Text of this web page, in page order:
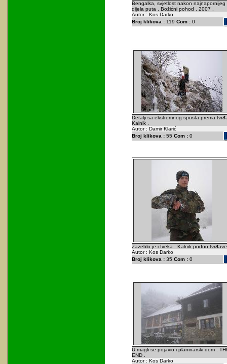
Bengalka, svjetlost nakon najnapornijeg
dijela puta . Božićni pohod . 2007 .
Autor : Kos Darko
Broj klikova :119 Com :0
Detalji sa ekstremnog spusta prema
Kalnik .
Autor : Damir Klarić
Broj klikova :55 Com :0
Zazeblo je i Iveka . Kalnik podno
Autor : Kos Darko
Broj klikova :35 Com :0
U magli se pojavio i planinarski dom .
END .
Autor : Kos Darko